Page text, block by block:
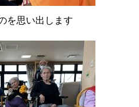
思い出します